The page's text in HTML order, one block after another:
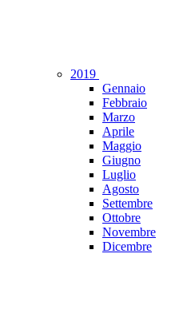
2019
Gennaio
Febbraio
Marzo
Aprile
Maggio
Giugno
Luglio
Agosto
Settembre
Ottobre
Novembre
Dicembre